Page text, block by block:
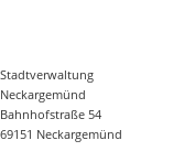
Stadtverwaltung
Neckargemünd
Bahnhofstraße 54
69151 Neckargemünd